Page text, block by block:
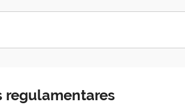
regulamentares